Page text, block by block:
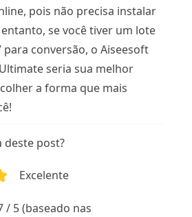
pois não precisa instalar
se você tiver um lote
para conversão, o Aiseesoft
seria sua melhor
a forma que mais
deste post?
Excelente
/ 5 (baseado nas